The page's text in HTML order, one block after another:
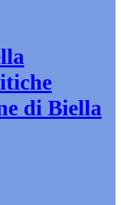
di Biella